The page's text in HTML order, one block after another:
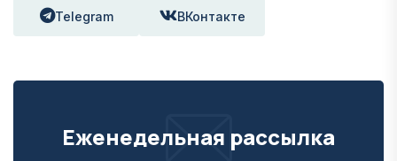
Telegram ВКонтакте
Еженедельная рассылка